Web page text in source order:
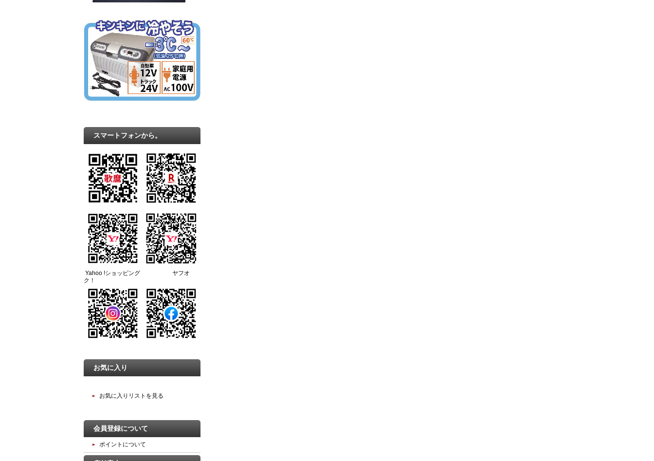
スマートフォンから。
Yahoo !ショッピング ヤフオ
ク！
お気に入り
お気に入りリストを見る
会員登録について
ポイントについて